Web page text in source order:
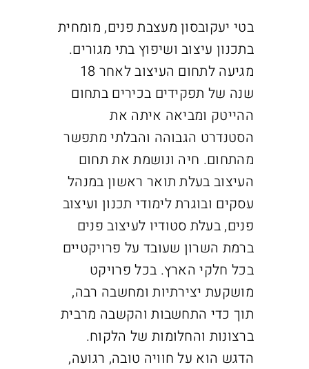
בטי יעקובסון מעצבת פנים, מומחית
בתכנון עיצוב ושיפוץ בתי מגורים.
מגיעה לתחום העיצוב לאחר 18
שנה של תפקידים בכירים בתחום
ההייטק ומביאה איתה את
הסטנדרט הגבוהה והבלתי מתפשר
מהתחום. חיה ונושמת את תחום
העיצובבעלת תואר ראשון במנהל
עסקים ובוגרת לימודי תכנון ועיצוב
פנים, בעלת סטודיו לעיצוב פנים
ברמת השרון שעובד על פרויקטיים
בכל חלקי הארץ. בכל פרויקט
מושקעת יצירתיות ומחשבה רבה,
תוך כדי התחשבות והקשבה מרבית
ברצונות והחלומות של הלקוח.
הדגש הוא על חוויה טובה, רגועה,